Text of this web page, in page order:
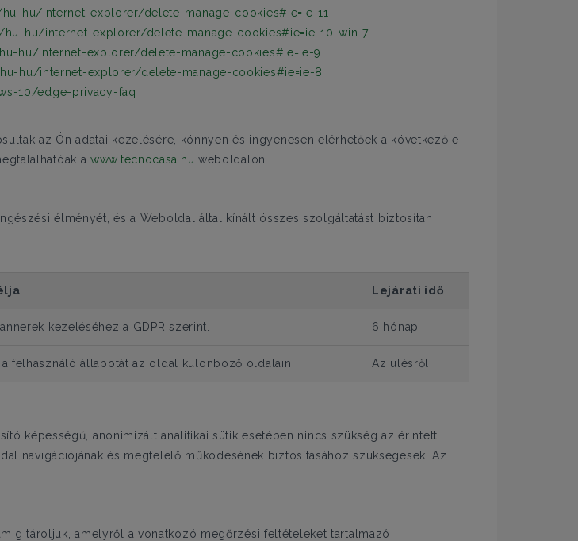
hu/internet-explorer/delete-manage-cookies#ie=ie-11
hu/internet-explorer/delete-manage-cookies#ie=ie-10-win-7
hu/internet-explorer/delete-manage-cookies#ie=ie-9
hu/internet-explorer/delete-manage-cookies#ie=ie-8
10/edge-privacy-faq
az Ön adatai kezelésére, könnyen és ingyenesen elérhetőek a következő e-
awww.tecnocasa.hu weboldalon.
élményét, és a Weboldal által kínált összes szolgáltatást biztosítani
Lejárati idő
kezeléséhez a GDPR szerint. 6 hónap
a felhasználó állapotát az oldal különböző oldalain Az ülésről
képességű, anonimizált analitikai sütik esetében nincs szükség az érintett
navigációjának és megfelelő működésének biztosításához szükségesek. Az
tároljuk, amelyről a vonatkozó megőrzési feltételeket tartalmazó